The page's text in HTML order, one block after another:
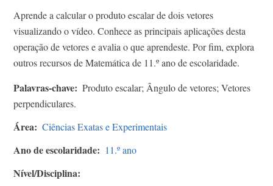
Aprende a calcular o produto escalar de dois vetores
visualizando o vídeo. Conhece as principais aplicações desta
operação de vetores e avalia o que aprendeste. Por fim, explora
outros recursos de Matemática de 11.º ano de escolaridade.
Palavras-chave
Produto escalar; Ângulo de vetores; Vetores
perpendiculares.
Área Ciências Exatas e Experimentais
Ano de escolaridade 11.º ano
Nível/Disciplina